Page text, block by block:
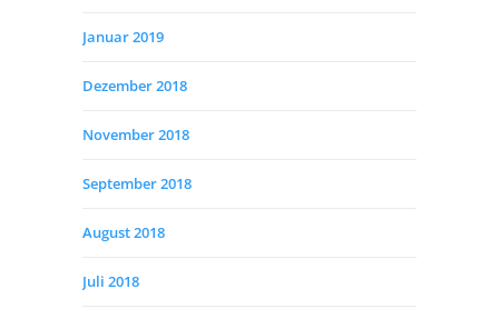
Januar 2019
Dezember 2018
November 2018
September 2018
August 2018
Juli 2018